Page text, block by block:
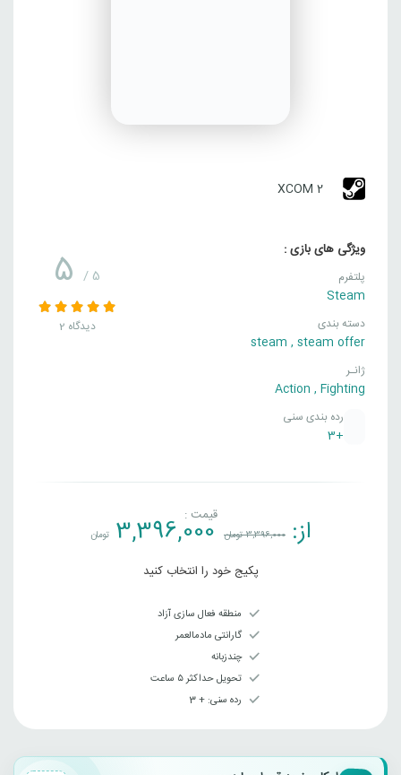
XCOM 2
ویژگی های بازی :
پلتفرم
Steam
دسته بندی
steam , steam offer
ژانـر
Action , Fighting
رده بندی سنی
+3
5 / 5
2 دیدگاه
قیمت : از: 3,396,000تومان 3,396,000 تومان
پکیج خود را انتخاب کنید
منطقه فعال سازی آزاد
گارانتی مادمالعمر
چندزبانه
تحویل حداکثر ۵ ساعت
رده سنی‌: + 3